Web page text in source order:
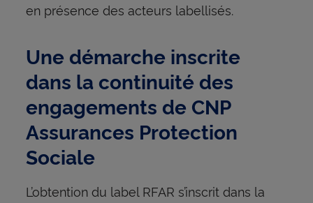
en présence des acteurs labellisés.
Une démarche inscrite
dans la continuité des
engagements de CNP
Assurances Protection
Sociale
L’obtention du label RFAR s’inscrit dans la